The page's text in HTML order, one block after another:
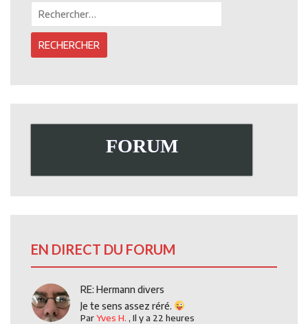
FORUM
EN DIRECT DU FORUM
RE: Hermann divers
Je te sens assez réré.
ParYves H. ,Il y a 22 heures